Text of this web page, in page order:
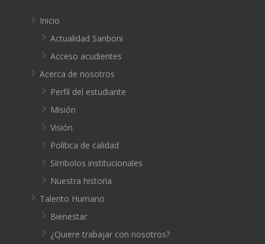
Inicio
Actualidad Sanboni
Acceso acudientes
Acerca de nosotros
Perfil del estudiante
Misión
Visión
Política de calidad
Símbolos institucionales
Nuestra historia
Talento Humano
Bienestar
¿Quiere trabajar con nosotros?